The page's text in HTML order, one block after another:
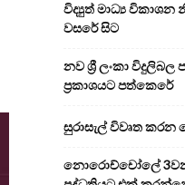
විද්‍යුත් මාධ්‍ය
වසරේ සිට
නව ශ්‍රී ලංකා
ප්‍රකාශයට පත්කෙරේ
සුරාසැල් විවෘත
නොරොච්චෝලේ 3වන